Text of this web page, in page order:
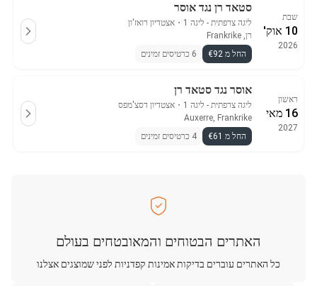
שבת
10 אוק'
2026
סטאד רן נגד אוסר
ליגה צרפתית - ליגה 1 ・ אצטדיון רואז'ון
רן, Frankrike
החל מ €92
6 כרטיסים זמינים
ראשון
16 מאי
2027
אוסר נגד סטאד רן
ליגה צרפתית - ליגה 1 ・ אצטדיון דסצ'מפס
Auxerre, Frankrike
החל מ €61
4 כרטיסים זמינים
האתרים הבטוחים והמאובטחים בעולם
כל האתרים עוברים בדיקות אמינות קפדניות לפני שמוצגים אצלנו